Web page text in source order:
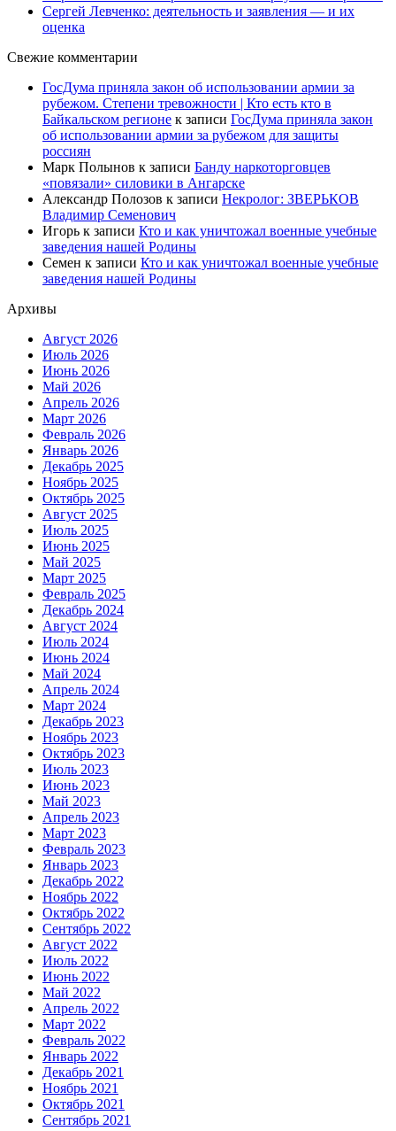
Сергей Левченко: деятельность и заявления — и их
оценка
Свежие комментарии
ГосДума приняла закон об использовании армии за
рубежом. Степени тревожности | Кто есть кто в
Байкальском регионе к записи ГосДума приняла закон
об использовании армии за рубежом для защиты
россиян
Марк Полынов к записи Банду наркоторговцев
«повязали» силовики в Ангарске
Александр Полозов к записи Некролог: ЗВЕРЬКОВ
Владимир Семенович
Игорь к записи Кто и как уничтожал военные учебные
заведения нашей Родины
Семен к записи Кто и как уничтожал военные учебные
заведения нашей Родины
Архивы
Август 2026
Июль 2026
Июнь 2026
Май 2026
Апрель 2026
Март 2026
Февраль 2026
Январь 2026
Декабрь 2025
Ноябрь 2025
Октябрь 2025
Август 2025
Июль 2025
Июнь 2025
Май 2025
Март 2025
Февраль 2025
Декабрь 2024
Август 2024
Июль 2024
Июнь 2024
Май 2024
Апрель 2024
Март 2024
Декабрь 2023
Ноябрь 2023
Октябрь 2023
Июль 2023
Июнь 2023
Май 2023
Апрель 2023
Март 2023
Февраль 2023
Январь 2023
Декабрь 2022
Ноябрь 2022
Октябрь 2022
Сентябрь 2022
Август 2022
Июль 2022
Июнь 2022
Май 2022
Апрель 2022
Март 2022
Февраль 2022
Январь 2022
Декабрь 2021
Ноябрь 2021
Октябрь 2021
Сентябрь 2021